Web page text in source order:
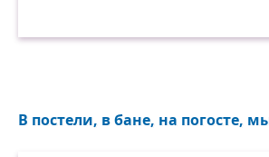
В постели, в бане, на погосте,